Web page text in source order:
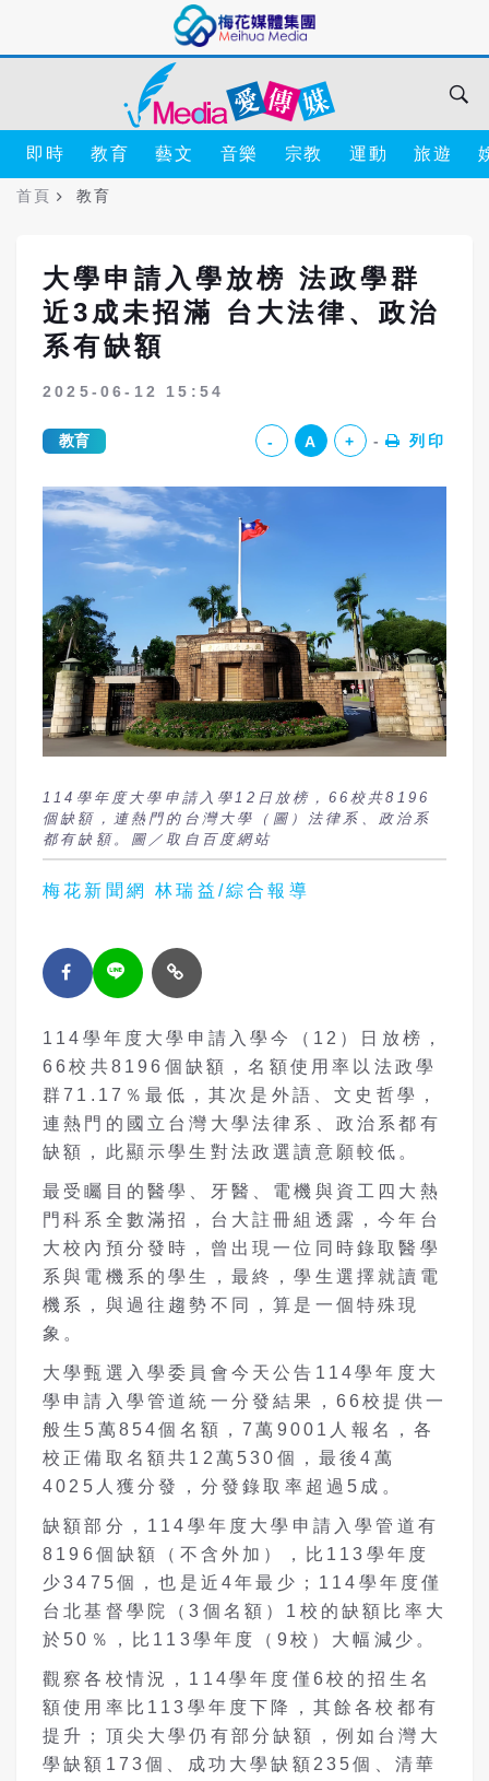
即時 教育 藝文 音樂 宗教 運動 旅遊
首頁 教育
大學申請入學放榜 法政學群
近3成未招滿 台大法律、政治
系有缺額
2025-06-12 15:54
教育 - A + 列印
114學年度大學申請入學12日放榜，66校共8196
個缺額，連熱門的台灣大學（圖）法律系、政治系
都有缺額。圖／取自百度網站
梅花新聞網 林瑞益/綜合報導
114學年度大學申請入學今（12）日放榜，
66校共8196個缺額，名額使用率以法政學
群71.17％最低，其次是外語、文史哲學，
連熱門的國立台灣大學法律系、政治系都有
缺額，此顯示學生對法政選讀意願較低。
最受矚目的醫學、牙醫、電機與資工四大熱
門科系全數滿招，台大註冊組透露，今年台
大校內預分發時，曾出現一位同時錄取醫學
系與電機系的學生，最終，學生選擇就讀電
機系，與過往趨勢不同，算是一個特殊現
象。
大學甄選入學委員會今天公告114學年度大
學申請入學管道統一分發結果，66校提供一
般生5萬854個名額，7萬9001人報名，各
校正備取名額共12萬530個，最後4萬
4025人獲分發，分發錄取率超過5成。
缺額部分，114學年度大學申請入學管道有
8196個缺額（不含外加），比113學年度
少3475個，也是近4年最少；114學年度僅
台北基督學院（3個名額）1校的缺額比率大
於50％，比113學年度（9校）大幅減少。
觀察各校情況，114學年度僅6校的招生名
額使用率比113學年度下降，其餘各校都有
提升；頂尖大學仍有部分缺額，例如台灣大
學缺額173個、成功大學缺額235個、清華